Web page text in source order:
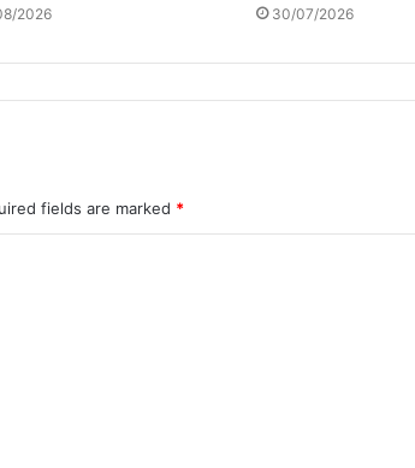
2026 30/07/2026
fields are marked *